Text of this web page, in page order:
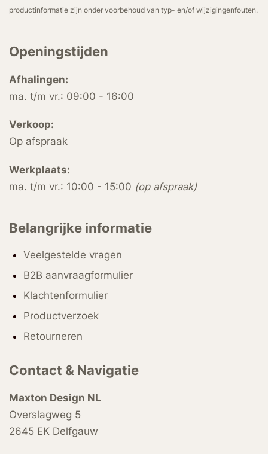
productinformatie zijn onder voorbehoud van typ- en/of wijzigingenfouten.
Openingstijden
Afhalingen:
ma. t/m vr.: 09:00 - 16:00
Verkoop:
Op afspraak
Werkplaats:
ma. t/m vr.: 10:00 - 15:00 (op afspraak)
Belangrijke informatie
Veelgestelde vragen
B2B aanvraagformulier
Klachtenformulier
Productverzoek
Retourneren
Contact & Navigatie
Maxton Design NL
Overslagweg 5
2645 EK Delfgauw